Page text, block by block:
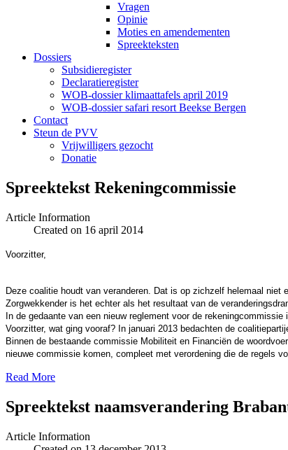
Vragen
Opinie
Moties en amendementen
Spreekteksten
Dossiers
Subsidieregister
Declaratieregister
WOB-dossier klimaattafels april 2019
WOB-dossier safari resort Beekse Bergen
Contact
Steun de PVV
Vrijwilligers gezocht
Donatie
Spreektekst Rekeningcommissie
Article Information
Created on 16 april 2014
Voorzitter,
Deze coalitie houdt van veranderen. Dat is op zichzelf helemaal
Zorgwekkender is het echter als het resultaat van de
In de gedaante van een nieuw reglement voor de rekeningcommissie
Voorzitter, wat ging vooraf? In januari 2013 bedachten de
Binnen de bestaande commissie Mobiliteit en Financiën de
nieuwe commissie komen, compleet met verordening die de regels
Read More
Spreektekst naamsverandering
Article Information